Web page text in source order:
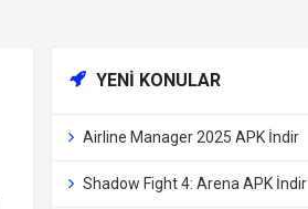
YENI KONULAR
Airline Manager 2025 APK İndir
Shadow Fight 4: Arena APK İndir